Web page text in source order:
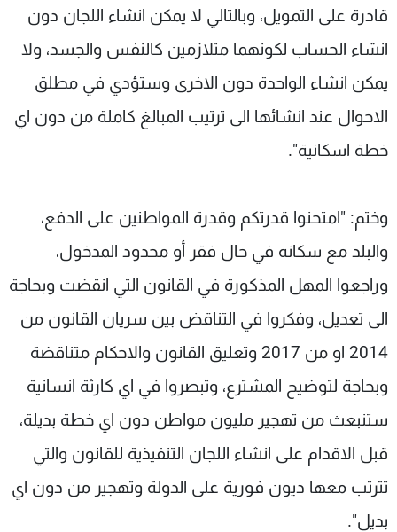
قادرة على التمويل، وبالتالي لا يمكن انشاء اللجان دون
انشاء الحساب لكونهما متلازمين كالنفس والجسد، ولا
يمكن انشاء الواحدة دون الاخرى وستؤدي في مطلق
الاحوال عند انشائها الى ترتيب المبالغ كاملة من دون اي
خطة اسكانية".
وختم: "امتحنوا قدرتكم وقدرة المواطنين على الدفع،
والبلد مع سكانه في حال فقر أو محدود المدخول،
وراجعوا المهل المذكورة في القانون التي انقضت وبحاجة
الى تعديل، وفكروا في التناقض بين سريان القانون من
2014 او من 2017 وتعليق القانون والاحكام متناقضة
وبحاجة لتوضيح المشترع، وتبصروا في اي كارثة انسانية
ستنبعث من تهجير مليون مواطن دون اي خطة بديلة،
قبل الاقدام على انشاء اللجان التنفيذية للقانون والتي
تترتب معها ديون فورية على الدولة وتهجير من دون اي
بديل".